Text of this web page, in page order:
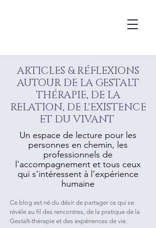
ARTICLES & RéFLEXIONS
AUTOUR DE LA GESTALT
THéRAPIE, DE LA
RELATION, DE L'EXISTENCE
ET DU VIVANT
Un espace de lecture pour les
personnes en chemin, les
professionnels de
l'accompagnement et tous ceux
qui s'intéressent à l'expérience
humaine
Ce blog est né du désir de partager ce qui se
révèle au fil des rencontres, de la pratique de la
Gestalt-thérapie et des expériences de vie.